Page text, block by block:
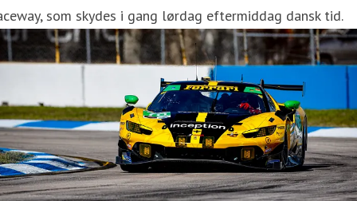
som skydes i gang lørdag eftermiddag dansk tid.